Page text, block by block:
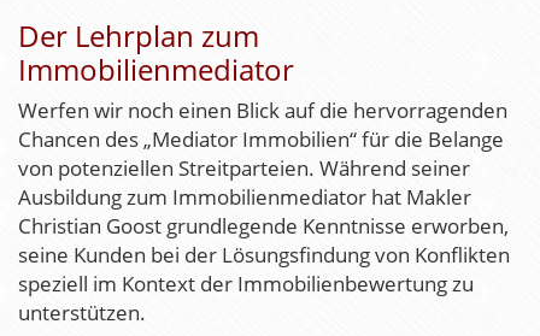
Der Lehrplan zum
Immobilienmediator
Werfen wir noch einen Blick auf die hervorragenden
Chancen des „Mediator Immobilien“ für die Belange
von potenziellen Streitparteien. Während seiner
Ausbildung zum Immobilienmediator hat Makler
Christian Goost grundlegende Kenntnisse erworben,
seine Kunden bei der Lösungsfindung von Konflikten
speziell im Kontext der Immobilienbewertung zu
unterstützen.